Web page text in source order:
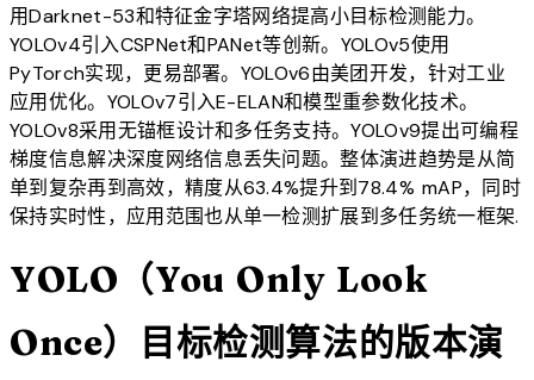
用Darknet-53和特征金字塔网络提高小目标检测能力。
YOLOv4引入CSPNet和PANet等创新。YOLOv5使用
PyTorch实现，更易部署。YOLOv6由美团开发，针对工业
应用优化。YOLOv7引入E-ELAN和模型重参数化技术。
YOLOv8采用无锚框设计和多任务支持。YOLOv9提出可编程
梯度信息解决深度网络信息丢失问题。整体演进趋势是从简
单到复杂再到高效，精度从63.4%提升到78.4% mAP，同时
保持实时性，应用范围也从单一检测扩展到多任务统一框架.
YOLO（You Only Look
Once）目标检测算法的版本演